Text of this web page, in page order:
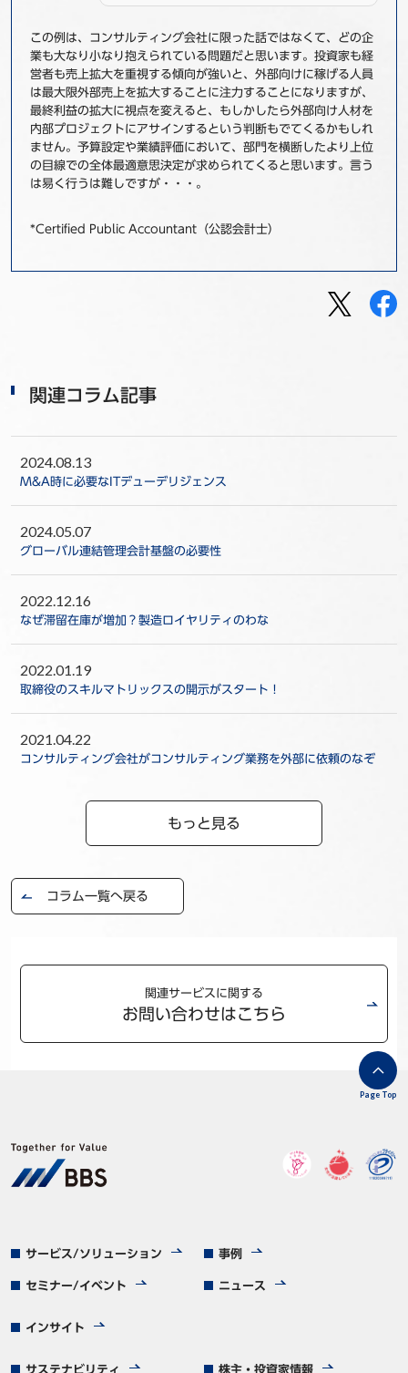
この例は、コンサルティング会社に限った話ではなくて、どの企
業も大なり小なり抱えられている問題だと思います。投資家も経
営者も売上拡大を重視する傾向が強いと、外部向けに稼げる人員
は最大限外部売上を拡大することに注力することになりますが、
最終利益の拡大に視点を変えると、もしかしたら外部向け人材を
内部プロジェクトにアサインするという判断もでてくるかもしれ
ません。予算設定や業績評価において、部門を横断したより上位
の目線での全体最適意思決定が求められてくると思います。言う
は易く行うは難しですが・・・。
*Certified Public Accountant（公認会計士）
関連コラム記事
2024.08.13
M&A時に必要なITデューデリジェンス
2024.05.07
グローバル連結管理会計基盤の必要性
2022.12.16
なぜ滞留在庫が増加？製造ロイヤリティのわな
2022.01.19
取締役のスキルマトリックスの開示がスタート！
2021.04.22
コンサルティング会社がコンサルティング業務を外部に依頼のなぞ
もっと見る
コラム一覧へ戻る
関連サービスに関する
お問い合わせはこちら
サービス/ソリューション 事例
セミナー/イベント ニュース
インサイト
サステナビリティ 株主・投資家情報
Page Top